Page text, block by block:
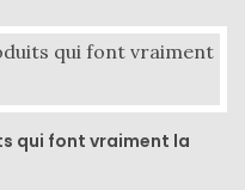
qui font vraiment la